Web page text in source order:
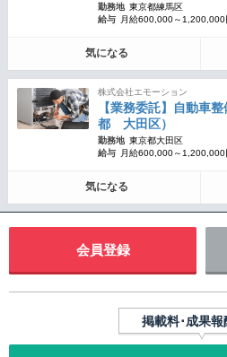
勤務地 東京都練馬区
給与
月給600,000～1,200,000
気になる
株式会社エモーション
【業務委託】自動車
都 大田区）
勤務地 東京都大田区
給与
月給600,000～1,200,000
気になる
会員登録
掲載料･成果報